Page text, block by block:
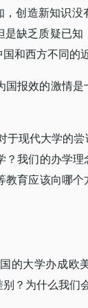
创造新知识
缺乏质疑已
和西方不同的
报效的激情
于现代大学的
我们的办学
育应该向哪
的大学办成欧
？为什么我们